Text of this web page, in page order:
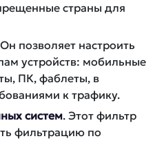
страны для
позволяет настроить
устройств: мобильные
ПК, фаблеты, в
к трафику.
систем. Этот фильтр
фильтрацию по